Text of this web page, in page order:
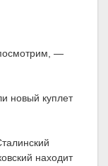
—
новый куплет
находит